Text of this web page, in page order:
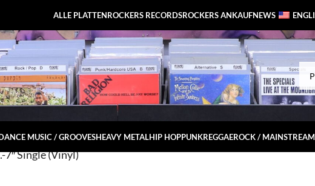
ALLE PLATTENROCKERS RECORDSROCKERS ANKAUFNEWS
MUSIC / GROOVESHEAVY METALHIP HOPPUNKREGGAEROCK / MAINSTREAM
Single (Vinyl)